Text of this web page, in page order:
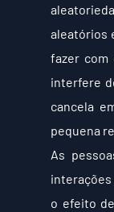
aleatórios
fazer com
interfere
cancela
pequena
As
o efeito